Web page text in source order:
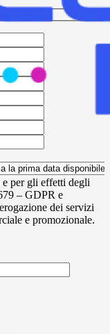
e per gli effetti degli
– GDPR e
dei servizi
e promozionale.